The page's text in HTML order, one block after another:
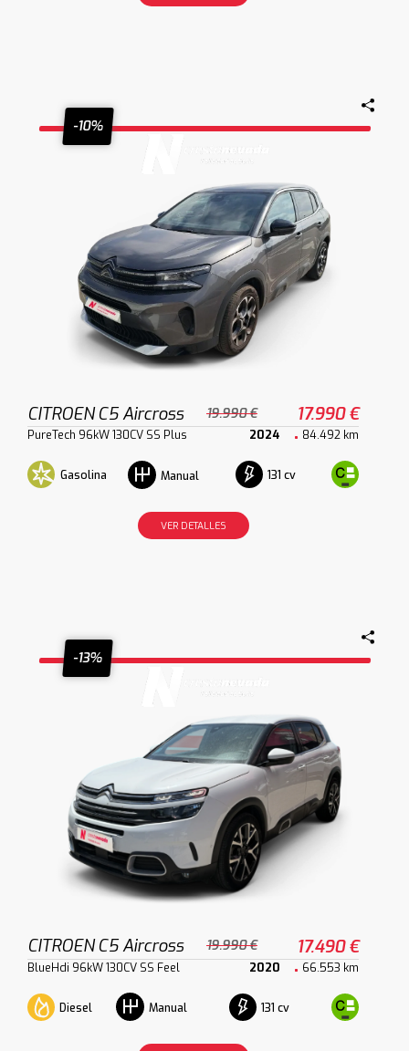
-10%
CITROEN C5 Aircross 19.990 € 17.990 €
PureTech 96kW 130CV SS Plus 2024 84.492 km
Gasolina Manual 131 cv
VER DETALLES
-13%
CITROEN C5 Aircross 19.990 € 17.490 €
BlueHdi 96kW 130CV SS Feel 2020 66.553 km
Diesel Manual 131 cv